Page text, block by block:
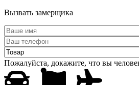
Вызвать замерщика
Пожалуйста, докажите, что вы